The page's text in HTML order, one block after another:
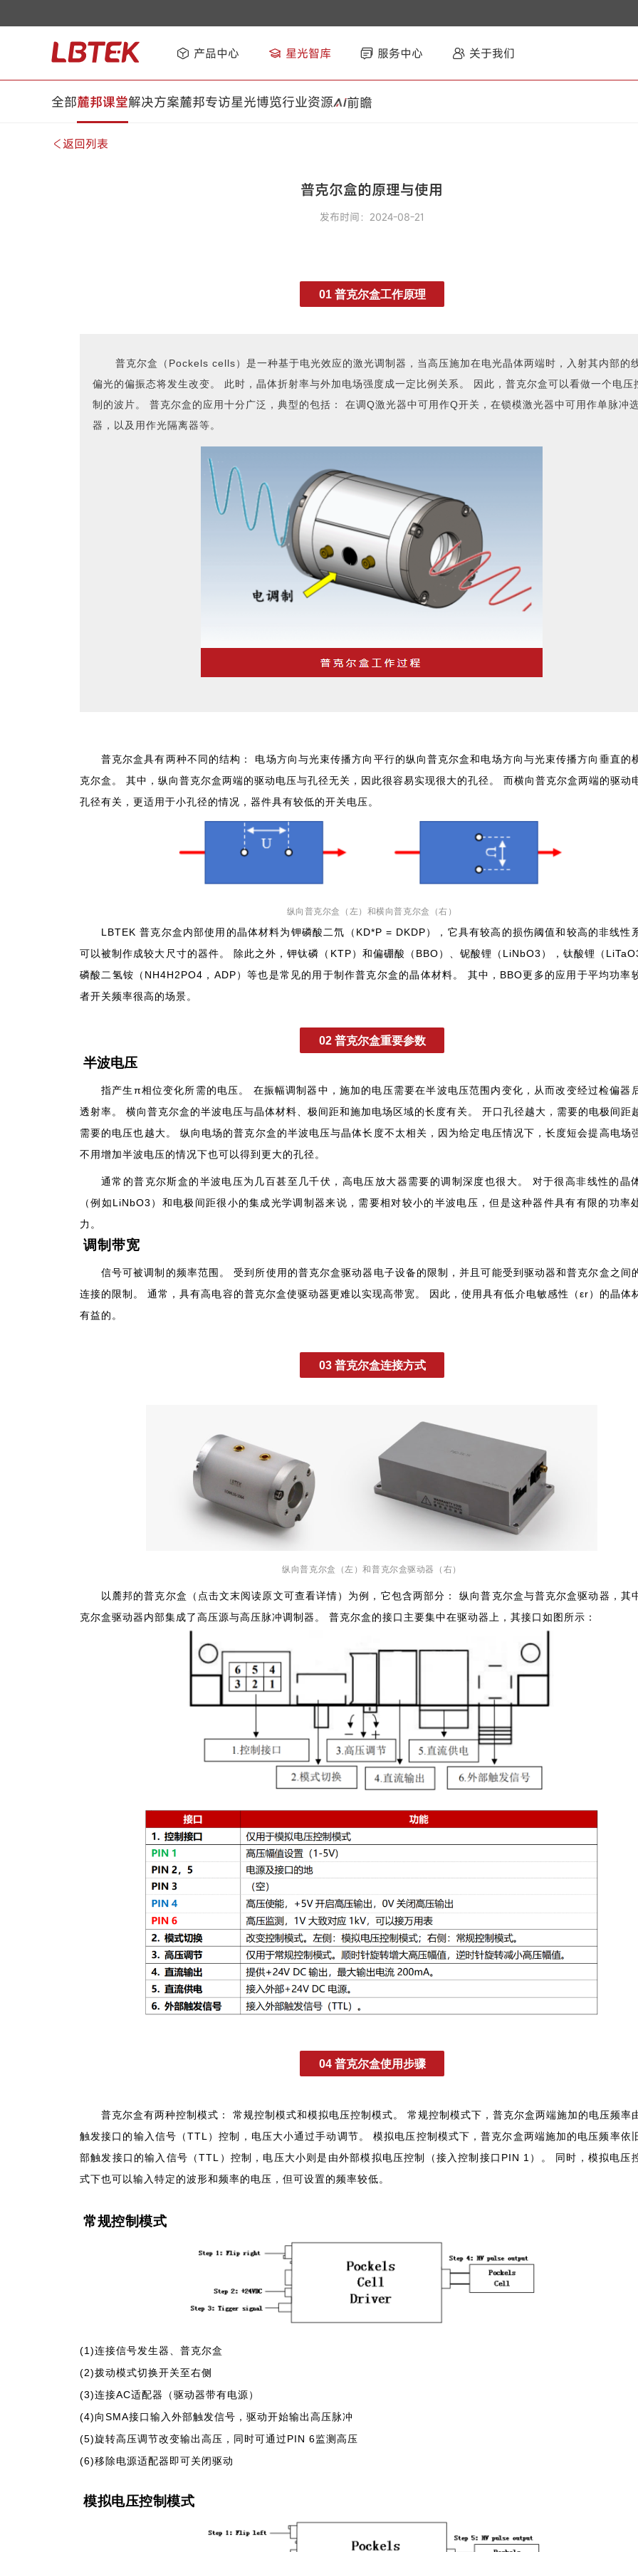
产品中心 星光智库 服务中心 关于我们
全部麓邦课堂解决方案麓邦专访星光博览行业资源 前瞻
返回列表
普克尔盒的原理与使用
发布时间：2024-08-21
01 普克尔盒工作原理
普克尔盒（Pockels cells）是一种基于电光效应的激光调制器，当高压施加在电光晶体两端时，入射其内部的
偏光的偏振态将发生改变。 此时，晶体折射率与外加电场强度成一定比例关系。 因此，普克尔盒可以看做一个电压
制的波片。 普克尔盒的应用十分广泛，典型的包括： 在调Q激光器中可用作Q开关，在锁模激光器中可用作单脉冲
器，以及用作光隔离器等。
普克尔盒具有两种不同的结构： 电场方向与光束传播方向平行的纵向普克尔盒和电场方向与光束传播方向垂直的
克尔盒。 其中，纵向普克尔盒两端的驱动电压与孔径无关，因此很容易实现很大的孔径。 而横向普克尔盒两端的驱动
孔径有关，更适用于小孔径的情况，器件具有较低的开关电压。
纵向普克尔盒（左）和横向普克尔盒（右）
LBTEK 普克尔盒内部使用的晶体材料为钾磷酸二氘（KD*P = DKDP），它具有较高的损伤阈值和较高的非线性
可以被制作成较大尺寸的器件。 除此之外，钾钛磷（KTP）和偏硼酸（BBO）、铌酸锂（LiNbO3），钛酸锂（
磷酸二氢铵（NH4H2PO4，ADP）等也是常见的用于制作普克尔盒的晶体材料。 其中，BBO更多的应用于平均功率
者开关频率很高的场景。
02 普克尔盒重要参数
半波电压
指产生π相位变化所需的电压。 在振幅调制器中，施加的电压需要在半波电压范围内变化，从而改变经过检偏器
透射率。 横向普克尔盒的半波电压与晶体材料、极间距和施加电场区域的长度有关。 开口孔径越大，需要的电极间距
需要的电压也越大。 纵向电场的普克尔盒的半波电压与晶体长度不太相关，因为给定电压情况下，长度短会提高电场
不用增加半波电压的情况下也可以得到更大的孔径。
通常的普克尔斯盒的半波电压为几百甚至几千伏，高电压放大器需要的调制深度也很大。 对于很高非线性的晶
（例如LiNbO3）和电极间距很小的集成光学调制器来说，需要相对较小的半波电压，但是这种器件具有有限的功率
力。
调制带宽
信号可被调制的频率范围。 受到所使用的普克尔盒驱动器电子设备的限制，并且可能受到驱动器和普克尔盒之间
连接的限制。 通常，具有高电容的普克尔盒使驱动器更难以实现高带宽。 因此，使用具有低介电敏感性（εr）的晶体
有益的。
03 普克尔盒连接方式
纵向普克尔盒（左）和普克尔盒驱动器（右）
以麓邦的普克尔盒（点击文末阅读原文可查看详情）为例，它包含两部分： 纵向普克尔盒与普克尔盒驱动器，其
克尔盒驱动器内部集成了高压源与高压脉冲调制器。 普克尔盒的接口主要集中在驱动器上，其接口如图所示：
04 普克尔盒使用步骤
普克尔盒有两种控制模式： 常规控制模式和模拟电压控制模式。 常规控制模式下，普克尔盒两端施加的电压频率
触发接口的输入信号（TTL）控制，电压大小通过手动调节。 模拟电压控制模式下，普克尔盒两端施加的电压频率依
部触发接口的输入信号（TTL）控制，电压大小则是由外部模拟电压控制（接入控制接口PIN 1）。 同时，模拟电压
式下也可以输入特定的波形和频率的电压，但可设置的频率较低。
常规控制模式
(1)连接信号发生器、普克尔盒
(2)拨动模式切换开关至右侧
(3)连接AC适配器（驱动器带有电源）
(4)向SMA接口输入外部触发信号，驱动开始输出高压脉冲
(5)旋转高压调节改变输出高压，同时可通过PIN 6监测高压
(6)移除电源适配器即可关闭驱动
模拟电压控制模式